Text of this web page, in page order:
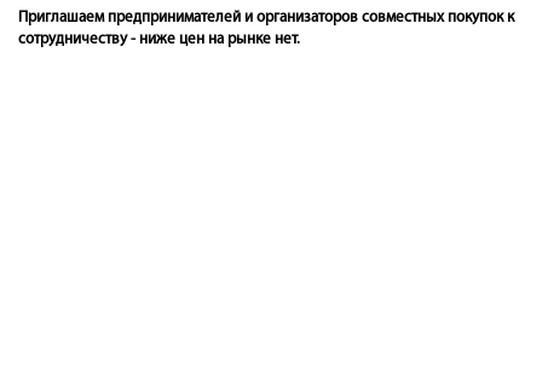
Приглашаем предпринимателей и организаторов совместных покупок к
сотрудничеству - ниже цен на рынке нет.